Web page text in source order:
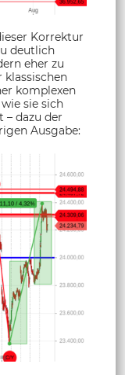
Korrektur
deutlich
eher zu
klassischen
komplexen
sie sich
– dazu der
Ausgabe: